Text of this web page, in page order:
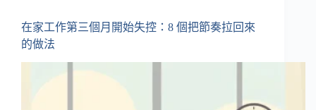
在家工作第三個月開始失控：8 個把節奏拉回來
的做法